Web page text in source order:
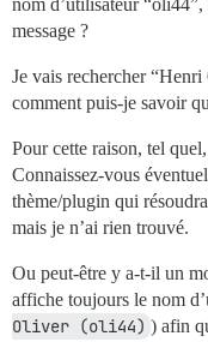
message ?
Je vais rechercher
comment puis-je savoir
Pour cette raison, tel
Connaissez-vous
thème/plugin qui
mais je n’ai rien trouvé.
Ou peut-être y a-t-il un
affiche toujours le nom
Oliver (oli44) ) afin